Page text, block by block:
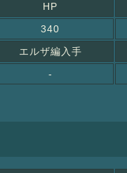
HP
340
エルザ編入手
-